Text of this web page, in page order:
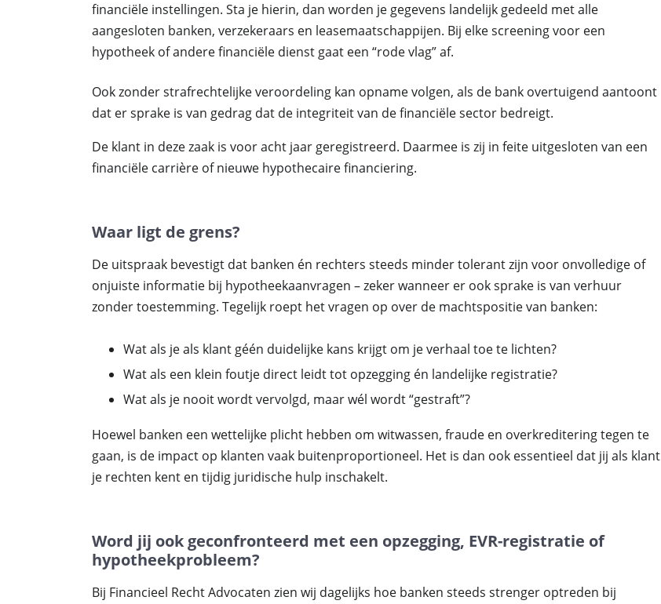
financiële instellingen. Sta je hierin, dan worden je gegevens landelijk gedeeld met alle
aangesloten banken, verzekeraars en leasemaatschappijen. Bij elke screening voor een
hypotheek of andere financiële dienst gaat een “rode vlag” af.
Ook zonder strafrechtelijke veroordeling kan opname volgen, als de bank overtuigend aantoont
dat er sprake is van gedrag dat de integriteit van de financiële sector bedreigt.
De klant in deze zaak is voor acht jaar geregistreerd. Daarmee is zij in feite uitgesloten van een
financiële carrière of nieuwe hypothecaire financiering.
Waar ligt de grens?
De uitspraak bevestigt dat banken én rechters steeds minder tolerant zijn voor onvolledige of
onjuiste informatie bij hypotheekaanvragen – zeker wanneer er ook sprake is van verhuur
zonder toestemming. Tegelijk roept het vragen op over de machtspositie van banken:
Wat als je als klant géén duidelijke kans krijgt om je verhaal toe te lichten?
Wat als een klein foutje direct leidt tot opzegging én landelijke registratie?
Wat als je nooit wordt vervolgd, maar wél wordt “gestraft”?
Hoewel banken een wettelijke plicht hebben om witwassen, fraude en overkreditering tegen te
gaan, is de impact op klanten vaak buitenproportioneel. Het is dan ook essentieel dat jij als klant
je rechten kent en tijdig juridische hulp inschakelt.
Word jij ook geconfronteerd met een opzegging, EVR-registratie of
hypotheekprobleem?
Bij Financieel Recht Advocaten zien wij dagelijks hoe banken steeds strenger optreden bij